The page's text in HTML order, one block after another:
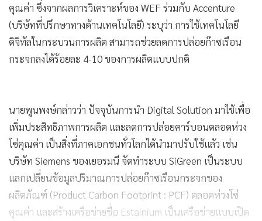
คุณค่า ซึ่งจากผลการวิเคราะห์ของ WEF ร่วมกับ Accenture
(บริษัทที่ปรึกษาทางด้านเทคโนโลยี) ระบุว่า การใช้เทคโนโลยี
ดิจิทัลในกระบวนการผลิต สามารถช่วยลดการปล่อยก๊าซเรือน
กระจกลงได้ร้อยละ 4-10 ของการผลิตแบบปกติ
นายพูนพงษ์กล่าวว่า ปัจจุบันการนำ Digital Solution มาใช้เพื่อ
เพิ่มประสิทธิภาพการผลิต และลดการปล่อยคาร์บอนตลอดห่วง
โซ่คุณค่า เป็นสิ่งที่ภาคเอกชนทั่วโลกได้นำมาปรับใช้แล้ว เช่น
บริษัท Siemens ของเยอรมนี จัดทำระบบ SiGreen เป็นระบบ
แลกเปลี่ยนข้อมูลปริมาณการปล่อยก๊าซเรือนกระจกของ
ผลิตภัณฑ์ (Product Carbon Footprint : PCF) ตลอดห่วงโซ่
คุณค่า และสร้างเครือข่ายชื่อ Estainium เป็นเครือข่ายแบบเปิด